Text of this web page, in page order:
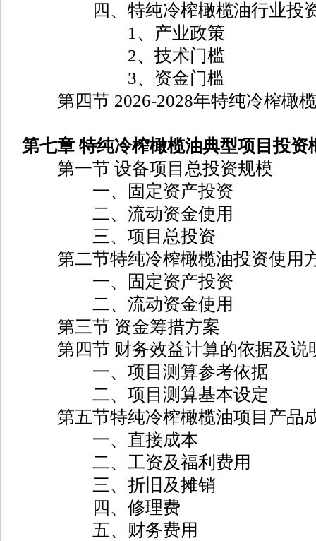
四、特纯冷榨橄榄油行业投资
1、产业政策
2、技术门槛
3、资金门槛
第四节 2026-2028年特纯冷榨橄
第七章 特纯冷榨橄榄油典型项目投资
第一节 设备项目总投资规模
一、固定资产投资
二、流动资金使用
三、项目总投资
第二节特纯冷榨橄榄油投资使用
一、固定资产投资
二、流动资金使用
第三节 资金筹措方案
第四节 财务效益计算的依据及说
一、项目测算参考依据
二、项目测算基本设定
第五节特纯冷榨橄榄油项目产品
一、直接成本
二、工资及福利费用
三、折旧及摊销
四、修理费
五、财务费用